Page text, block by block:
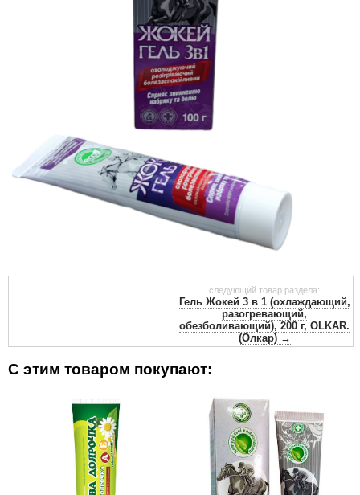
следующий товар раздела:
Гель Жокей 3 в 1 (охлаждающий,
разогревающий,
обезболивающий), 200 г, OLKAR.
(Олкар) →
С этим товаром покупают: